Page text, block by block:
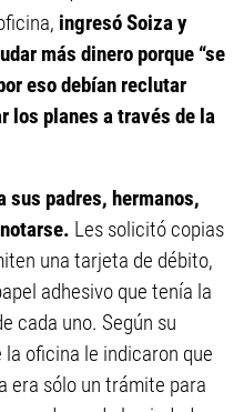
ingresó Soiza y
más dinero porque “se
eso debían reclutar
los planes a través de la
sus padres, hermanos,
Les solicitó copias
una tarjeta de débito,
adhesivo que tenía la
cada uno. Según su
oficina le indicaron que
era sólo un trámite para